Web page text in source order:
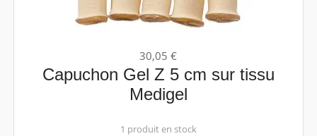
30,05 €
Capuchon Gel Z 5 cm sur tissu
Medigel
1 produit en stock